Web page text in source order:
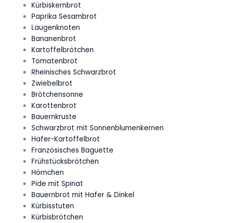
Kürbiskernbrot
Paprika Sesambrot
Laugenknoten
Bananenbrot
Kartoffelbrötchen
Tomatenbrot
Rheinisches Schwarzbrot
Zwiebelbrot
Brötchensonne
Karottenbrot
Bauernkruste
Schwarzbrot mit Sonnenblumenkernen
Hafer-Kartoffelbrot
Französisches Baguette
Frühstücksbrötchen
Hörnchen
Pide mit Spinat
Bauernbrot mit Hafer & Dinkel
Kürbisstuten
Kürbisbrötchen